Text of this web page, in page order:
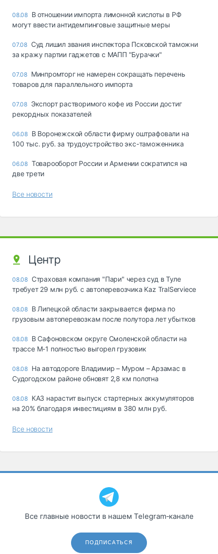
08.08 В отношении импорта лимонной кислоты в РФ
могут ввести антидемпинговые защитные меры
07.08 Суд лишил звания инспектора Псковской таможни
за кражу партии гаджетов с МАПП "Бурачки"
07.08 Минпромторг не намерен сокращать перечень
товаров для параллельного импорта
07.08 Экспорт растворимого кофе из России достиг
рекордных показателей
06.08 В Воронежской области фирму оштрафовали на
100 тыс. руб. за трудоустройство экс-таможенника
06.08 Товарооборот России и Армении сократился на
две трети
Все новости
Центр
08.08 Страховая компания "Пари" через суд в Туле
требует 29 млн руб. с автоперевозчика Kaz TralServiece
08.08 В Липецкой области закрывается фирма по
грузовым автоперевозкам после полутора лет убытков
08.08 В Сафоновском округе Смоленской области на
трассе М-1 полностью выгорел грузовик
08.08 На автодороге Владимир – Муром – Арзамас в
Судогодском районе обновят 2,8 км полотна
08.08 КАЗ нарастит выпуск стартерных аккумуляторов
на 20% благодаря инвестициям в 380 млн руб.
Все новости
Все главные новости в нашем Telegram‑канале
ПОДПИСАТЬСЯ